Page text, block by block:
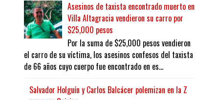
Asesinos de taxista encontrado muerto en
Villa Altagracia vendieron su carro por
$25,000 pesos
Por la suma de $25,000 pesos vendieron
el carro de su víctima, los asesinos confesos del taxista
de 66 años cuyo cuerpo fue encontrado en es...
Salvador Holguín y Carlos Balcácer polemizan en la Z